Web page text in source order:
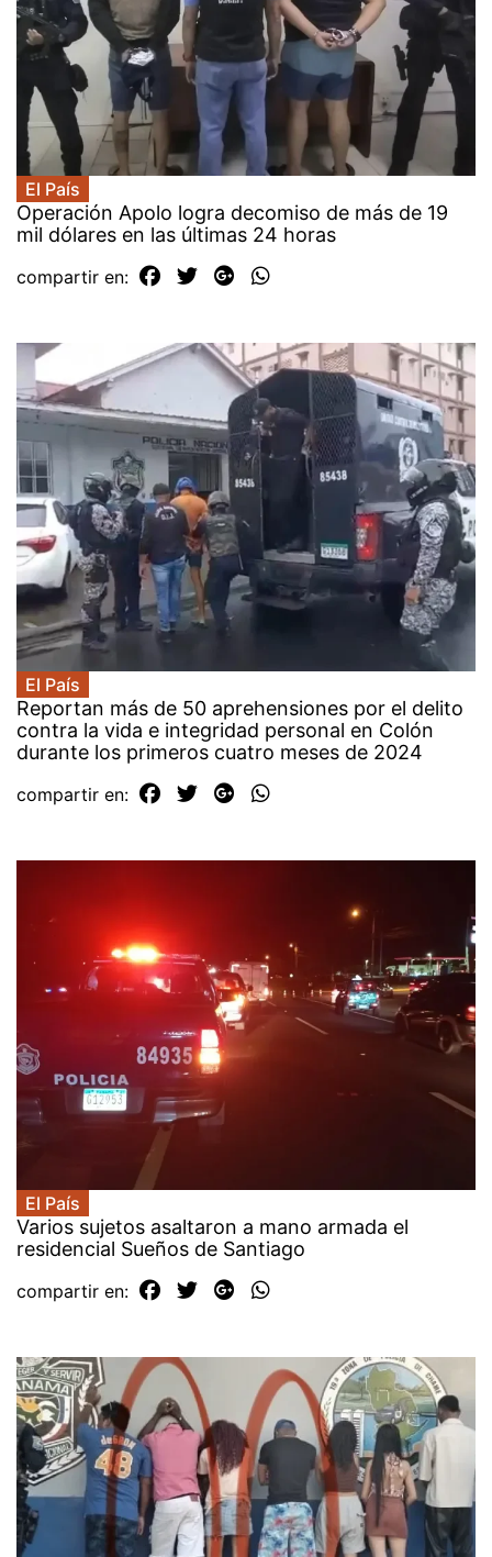
El País
Operación Apolo logra decomiso de más de 19
mil dólares en las últimas 24 horas
compartir en:
El País
Reportan más de 50 aprehensiones por el delito
contra la vida e integridad personal en Colón
durante los primeros cuatro meses de 2024
compartir en:
El País
Varios sujetos asaltaron a mano armada el
residencial Sueños de Santiago
compartir en: